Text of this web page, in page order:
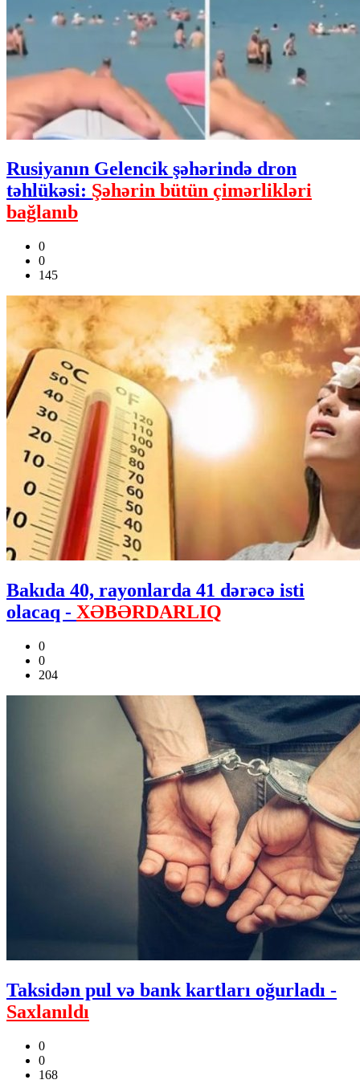
Rusiyanın Gelencik şəhərində dron
təhlükəsi: Şəhərin bütün çimərlikləri
bağlanıb
0
0
145
Bakıda 40, rayonlarda 41 dərəcə isti
olacaq - XƏBƏRDARLIQ
0
0
204
Taksidən pul və bank kartları oğurladı -
Saxlanıldı
0
0
168